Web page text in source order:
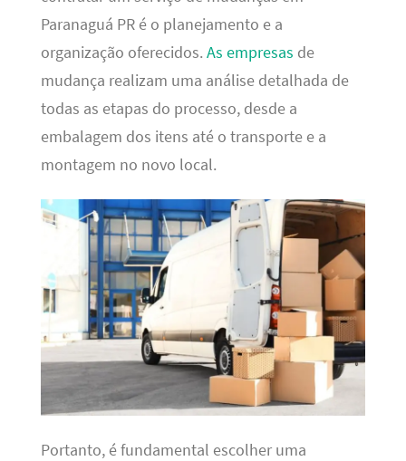
Paranaguá PR é o planejamento e a
organização oferecidos. As empresas de
mudança realizam uma análise detalhada de
todas as etapas do processo, desde a
embalagem dos itens até o transporte e a
montagem no novo local.
Portanto, é fundamental escolher uma